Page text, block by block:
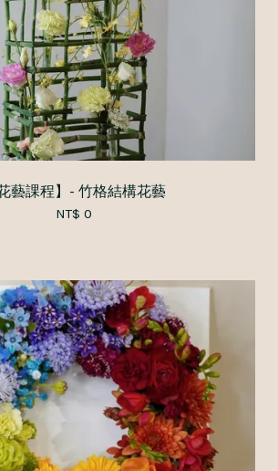
花藝課程】- 竹格結構花藝
NT$ 0